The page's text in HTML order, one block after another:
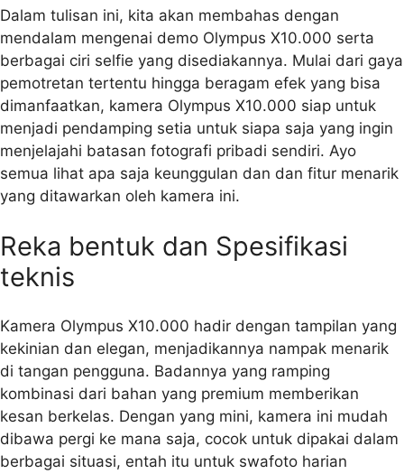
Dalam tulisan ini, kita akan membahas dengan
mendalam mengenai demo Olympus X10.000 serta
berbagai ciri selfie yang disediakannya. Mulai dari gaya
pemotretan tertentu hingga beragam efek yang bisa
dimanfaatkan, kamera Olympus X10.000 siap untuk
menjadi pendamping setia untuk siapa saja yang ingin
menjelajahi batasan fotografi pribadi sendiri. Ayo
semua lihat apa saja keunggulan dan dan fitur menarik
yang ditawarkan oleh kamera ini.
Reka bentuk dan Spesifikasi
teknis
Kamera Olympus X10.000 hadir dengan tampilan yang
kekinian dan elegan, menjadikannya nampak menarik
di tangan pengguna. Badannya yang ramping
kombinasi dari bahan yang premium memberikan
kesan berkelas. Dengan yang mini, kamera ini mudah
dibawa pergi ke mana saja, cocok untuk dipakai dalam
berbagai situasi, entah itu untuk swafoto harian